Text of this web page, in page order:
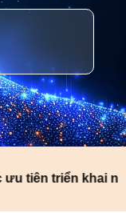
triển khai năm 2025